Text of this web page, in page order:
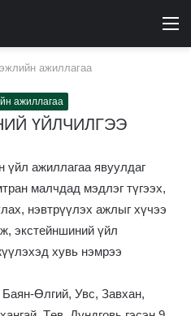
ажиллагаа
ажиллагаа
ҮЙЛЧИЛГЭЭ
үйл ажиллагаа явуулдаг
малчдад мэдлэг түгээх,
нэвтрүүлэх ажлыг хүчээ
экстейншиний үйл
хувь нэмрээ
Өлгий, Увс, Завхан,